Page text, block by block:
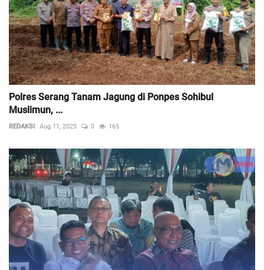
Polres Serang Tanam Jagung di Ponpes Sohibul
Muslimun, ...
REDAKSI Aug 11, 2025 0 165